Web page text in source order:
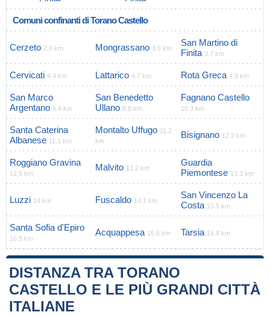
Comuni confinanti di Torano Castello
Cerzeto 2.6 km Mongrassano 3.6 km
San Martino di
Finita 3.7 km
Cervicati 4.4 km Lattarico 4.7 km Rota Greca 4.9 km
San Marco
Argentano 6.4 km
San Benedetto
Ullano 8.8 km
Fagnano Castello
10.3 km
Santa Caterina
Albanese 11.1 km
Montalto Uffugo 11.2
km
Bisignano 12.2 km
Roggiano Gravina
12.6 km
Malvito 13.2 km
Guardia
Piemontese 13.3 km
Luzzi 14 km Fuscaldo 14.1 km
San Vincenzo La
Costa 15.5 km
Santa Sofia d'Epiro
16.5 km
Acquappesa 16.6 km Tarsia 16.8 km
DISTANZA TRA TORANO
CASTELLO E LE PIÙ GRANDI CITTÀ
ITALIANE